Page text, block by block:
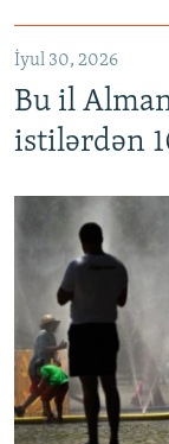
İyul 30, 2026
Bu il
istilərdən